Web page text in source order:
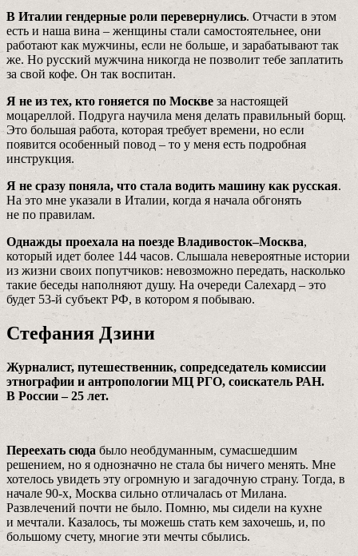
В Италии гендерные роли перевернулись. Отчасти в этом
есть и наша вина – женщины стали самостоятельнее, они
работают как мужчины, если не больше, и зарабатывают так
же. Но русский мужчина никогда не позволит тебе заплатить
за свой кофе. Он так воспитан.
Я не из тех, кто гоняется по Москве за настоящей
моцареллой. Подруга научила меня делать правильный борщ.
Это большая работа, которая требует времени, но если
появится особенный повод – то у меня есть подробная
инструкция.
Я не сразу поняла, что стала водить машину как русская.
На это мне указали в Италии, когда я начала обгонять
не по правилам.
Однажды проехала на поезде Владивосток–Москва,
который идет более 144 часов. Слышала невероятные истории
из жизни своих попутчиков: невозможно передать, насколько
такие беседы наполняют душу. На очереди Салехард – это
будет 53-й субъект РФ, в котором я побываю.
Стефания Дзини
Журналист, путешественник, сопредседатель комиссии
этнографии и антропологии МЦ РГО, соискатель РАН.
В России – 25 лет.
Переехать сюда было необдуманным, сумасшедшим
решением, но я однозначно не стала бы ничего менять. Мне
хотелось увидеть эту огромную и загадочную страну. Тогда, в
начале 90-х, Москва сильно отличалась от Милана.
Развлечений почти не было. Помню, мы сидели на кухне
и мечтали. Казалось, ты можешь стать кем захочешь, и, по
большому счету, многие эти мечты сбылись.